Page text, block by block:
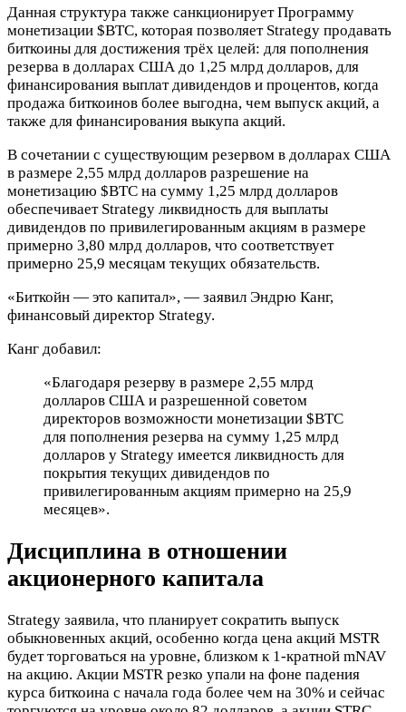
Данная структура также санкционирует Программу
монетизации $BTC, которая позволяет Strategy продавать
биткоины для достижения трёх целей: для пополнения
резерва в долларах США до 1,25 млрд долларов, для
финансирования выплат дивидендов и процентов, когда
продажа биткоинов более выгодна, чем выпуск акций, а
также для финансирования выкупа акций.
В сочетании с существующим резервом в долларах США
в размере 2,55 млрд долларов разрешение на
монетизацию $BTC на сумму 1,25 млрд долларов
обеспечивает Strategy ликвидность для выплаты
дивидендов по привилегированным акциям в размере
примерно 3,80 млрд долларов, что соответствует
примерно 25,9 месяцам текущих обязательств.
«Биткойн — это капитал», — заявил Эндрю Канг,
финансовый директор Strategy.
Канг добавил:
«Благодаря резерву в размере 2,55 млрд
долларов США и разрешенной советом
директоров возможности монетизации $BTC
для пополнения резерва на сумму 1,25 млрд
долларов у Strategy имеется ликвидность для
покрытия текущих дивидендов по
привилегированным акциям примерно на 25,9
месяцев».
Дисциплина в отношении
акционерного капитала
Strategy заявила, что планирует сократить выпуск
обыкновенных акций, особенно когда цена акций MSTR
будет торговаться на уровне, близком к 1-кратной mNAV
на акцию. Акции MSTR резко упали на фоне падения
курса биткоина с начала года более чем на 30% и сейчас